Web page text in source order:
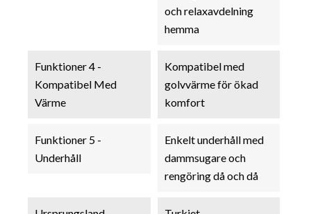
och relaxavdelning
hemma
Funktioner 4 -
Kompatibel Med
Värme
Kompatibel med
golvvärme för ökad
komfort
Funktioner 5 -
Underhåll
Enkelt underhåll med
dammsugare och
rengöring då och då